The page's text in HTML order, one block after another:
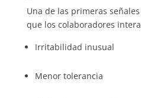
Una de las primeras
que los colaboradores
Irritabilidad inusual
Menor tolerancia